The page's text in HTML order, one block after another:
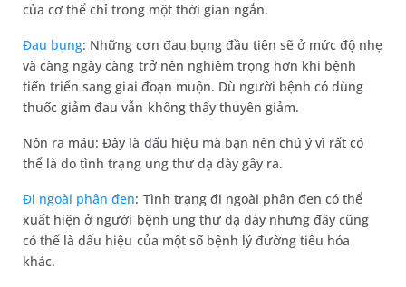
của cơ thể chỉ trong một thời gian ngắn.
Đau bụng: Những cơn đau bụng đầu tiên sẽ ở mức độ nhẹ
và càng ngày càng trở nên nghiêm trọng hơn khi bệnh
tiến triển sang giai đoạn muộn. Dù người bệnh có dùng
thuốc giảm đau vẫn không thấy thuyên giảm.
Nôn ra máu: Đây là dấu hiệu mà bạn nên chú ý vì rất có
thể là do tình trạng ung thư dạ dày gây ra.
Đi ngoài phân đen: Tình trạng đi ngoài phân đen có thể
xuất hiện ở người bệnh ung thư dạ dày nhưng đây cũng
có thể là dấu hiệu của một số bệnh lý đường tiêu hóa
khác.